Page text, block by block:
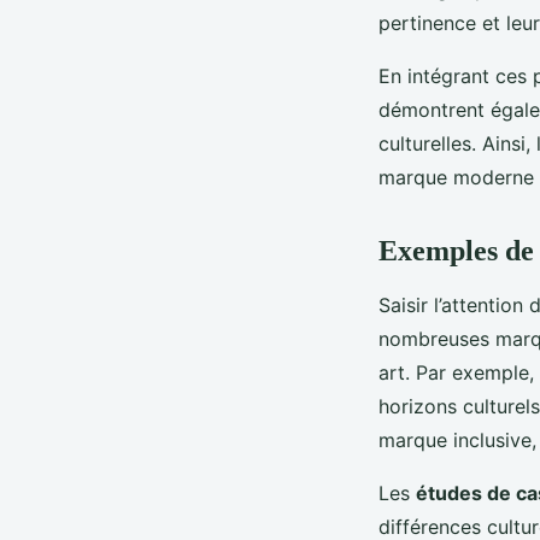
pertinence et
En intégrant ces
démontrent
culturelles.
marque
Exemples
Saisir
nombreuses
art. Par
horizons
marque
Les études de
différences